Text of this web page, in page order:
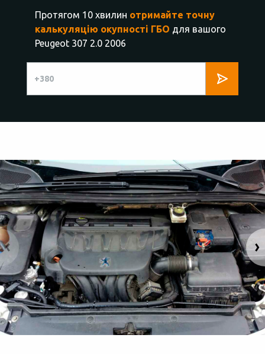
Протягом 10 хвилин отримайте точну
калькуляцію окупності ГБО для вашого
Peugeot 307 2.0 2006